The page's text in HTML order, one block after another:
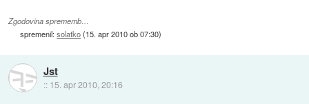
Zgodovina sprememb…
spremenil:solatko(15. apr 2010 ob 07:30)
Jst
:: 15. apr 2010, 20:16